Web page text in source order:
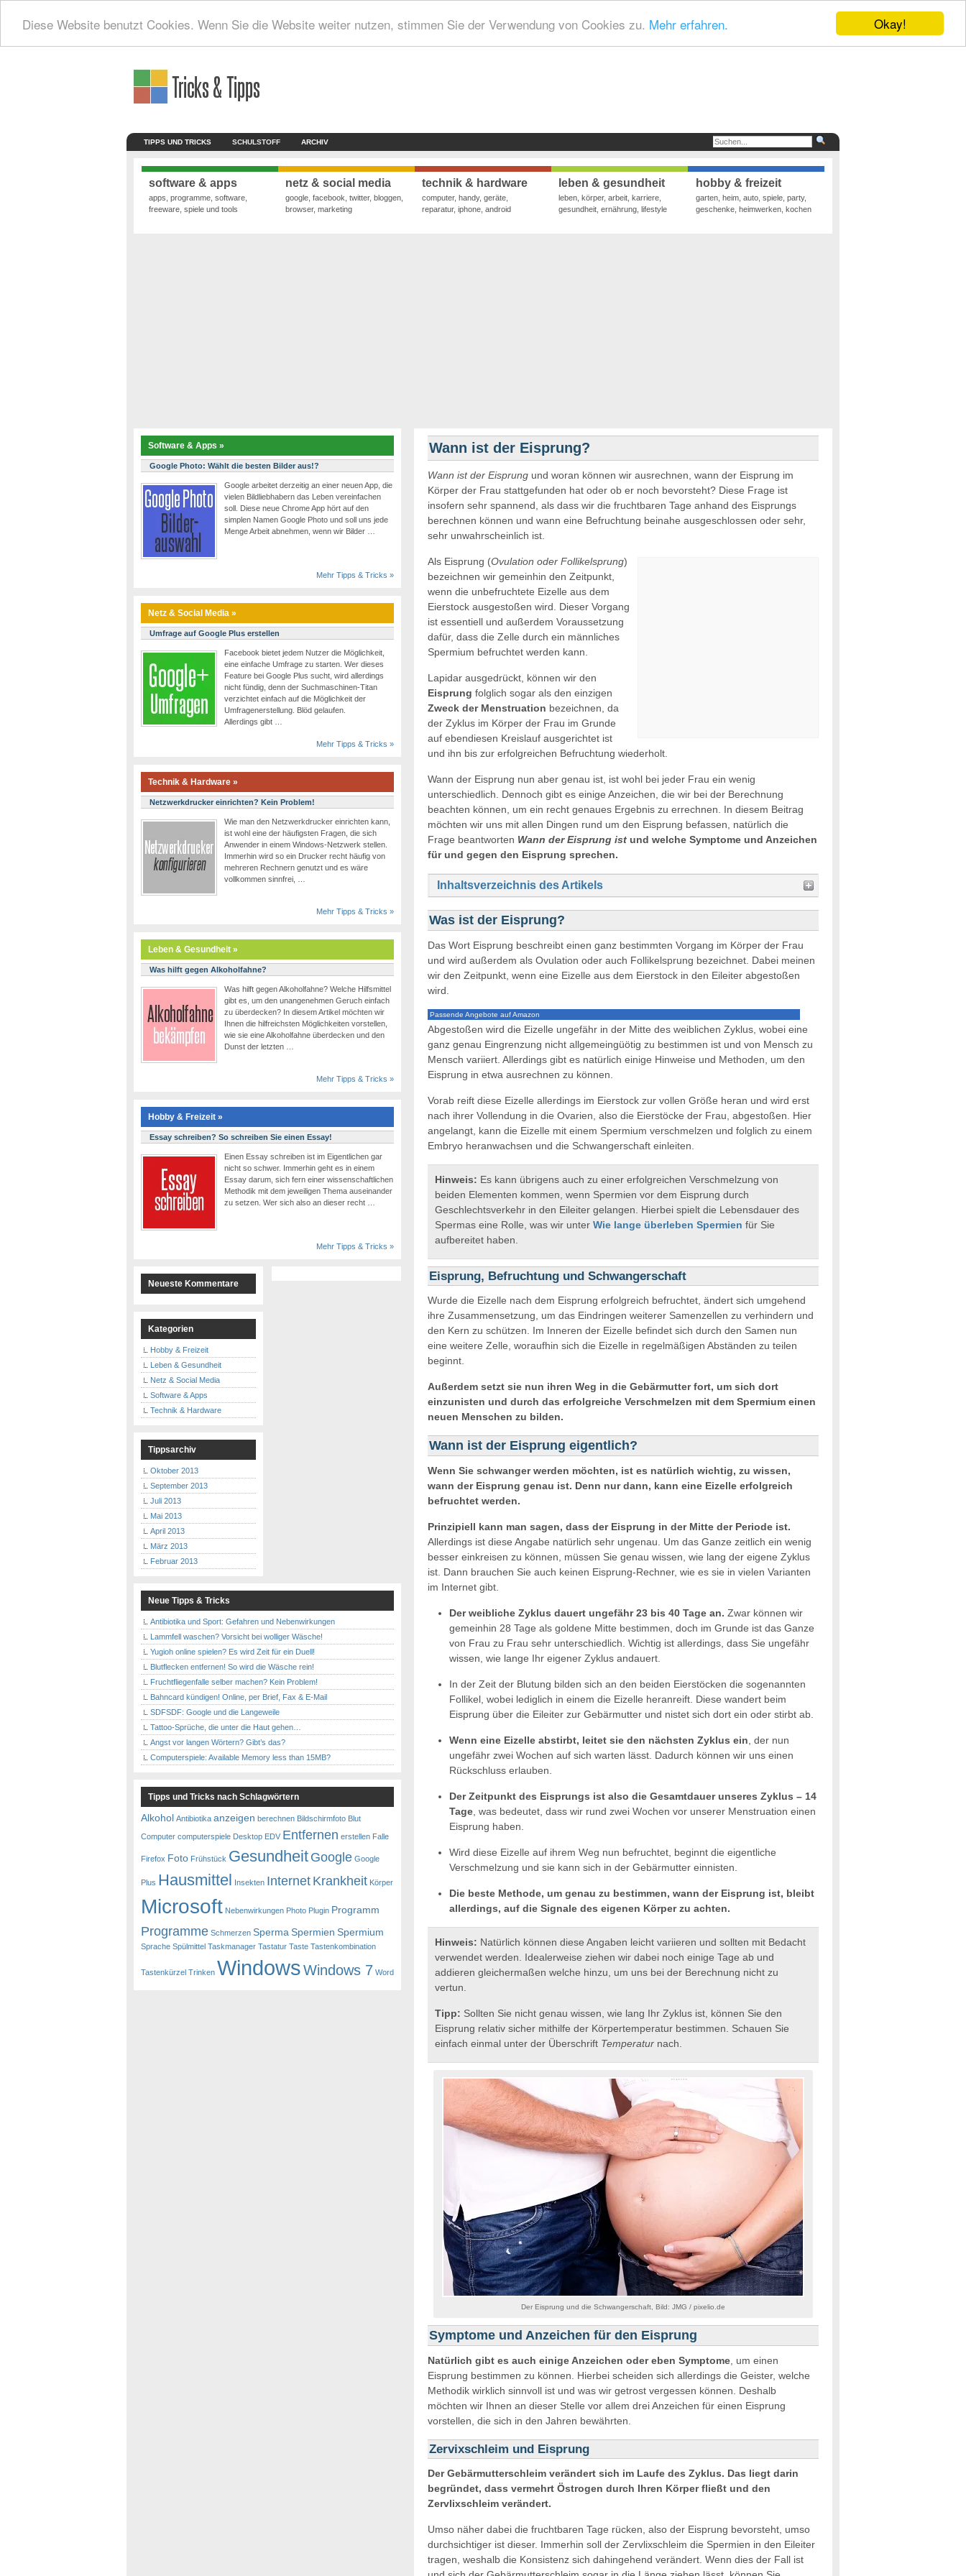
Okay!
Diese Website benutzt Cookies. Wenn Sie die Website weiter nutzen, stimmen Sie der Verwendung von Cookies zu. Mehr erfahren.
TIPPS UND TRICKS SCHULSTOFF ARCHIV
software & apps
apps, programme, software,
freeware, spiele und tools
netz & social media
google, facebook, twitter, bloggen,
browser, marketing
technik & hardware
computer, handy, geräte,
reparatur, iphone, android
leben & gesundheit
leben, körper, arbeit, karriere,
gesundheit, ernährung, lifestyle
hobby & freizeit
garten, heim, auto, spiele, party,
geschenke, heimwerken, kochen
Wann ist der Eisprung?
Wann ist der Eisprung und woran können wir ausrechnen, wann der Eisprung im
Körper der Frau stattgefunden hat oder ob er noch bevorsteht? Diese Frage ist
insofern sehr spannend, als dass wir die fruchtbaren Tage anhand des Eisprungs
berechnen können und wann eine Befruchtung beinahe ausgeschlossen oder sehr,
sehr unwahrscheinlich ist.
Als Eisprung (Ovulation oder Follikelsprung)
bezeichnen wir gemeinhin den Zeitpunkt,
wenn die unbefruchtete Eizelle aus dem
Eierstock ausgestoßen wird. Dieser Vorgang
ist essentiell und außerdem Voraussetzung
dafür, dass die Zelle durch ein männliches
Spermium befruchtet werden kann.
Lapidar ausgedrückt, können wir den
Eisprung folglich sogar als den einzigen
Zweck der Menstruation bezeichnen, da
der Zyklus im Körper der Frau im Grunde
auf ebendiesen Kreislauf ausgerichtet ist
und ihn bis zur erfolgreichen Befruchtung wiederholt.
Wann der Eisprung nun aber genau ist, ist wohl bei jeder Frau ein wenig
unterschiedlich. Dennoch gibt es einige Anzeichen, die wir bei der Berechnung
beachten können, um ein recht genaues Ergebnis zu errechnen. In diesem Beitrag
möchten wir uns mit allen Dingen rund um den Eisprung befassen, natürlich die
Frage beantworten Wann der Eisprung ist und welche Symptome und Anzeichen
für und gegen den Eisprung sprechen.
Inhaltsverzeichnis des Artikels
Was ist der Eisprung?
Das Wort Eisprung beschreibt einen ganz bestimmten Vorgang im Körper der Frau
und wird außerdem als Ovulation oder auch Follikelsprung bezeichnet. Dabei meinen
wir den Zeitpunkt, wenn eine Eizelle aus dem Eierstock in den Eileiter abgestoßen
wird.
Passende Angebote auf Amazon
Abgestoßen wird die Eizelle ungefähr in der Mitte des weiblichen Zyklus, wobei eine
ganz genau Eingrenzung nicht allgemeingüötig zu bestimmen ist und von Mensch zu
Mensch variiert. Allerdings gibt es natürlich einige Hinweise und Methoden, um den
Eisprung in etwa ausrechnen zu können.
Vorab reift diese Eizelle allerdings im Eierstock zur vollen Größe heran und wird erst
nach ihrer Vollendung in die Ovarien, also die Eierstöcke der Frau, abgestoßen. Hier
angelangt, kann die Eizelle mit einem Spermium verschmelzen und folglich zu einem
Embryo heranwachsen und die Schwangerschaft einleiten.
Hinweis: Es kann übrigens auch zu einer erfolgreichen Verschmelzung von
beiden Elementen kommen, wenn Spermien vor dem Eisprung durch
Geschlechtsverkehr in den Eileiter gelangen. Hierbei spielt die Lebensdauer des
Spermas eine Rolle, was wir unterWie lange überleben Spermien für Sie
aufbereitet haben.
Eisprung, Befruchtung und Schwangerschaft
Wurde die Eizelle nach dem Eisprung erfolgreich befruchtet, ändert sich umgehend
ihre Zusammensetzung, um das Eindringen weiterer Samenzellen zu verhindern und
den Kern zu schützen. Im Inneren der Eizelle befindet sich durch den Samen nun
eine weitere Zelle, woraufhin sich die Eizelle in regelmäßigen Abständen zu teilen
beginnt.
Außerdem setzt sie nun ihren Weg in die Gebärmutter fort, um sich dort
einzunisten und durch das erfolgreiche Verschmelzen mit dem Spermium einen
neuen Menschen zu bilden.
Wann ist der Eisprung eigentlich?
Wenn Sie schwanger werden möchten, ist es natürlich wichtig, zu wissen,
wann der Eisprung genau ist. Denn nur dann, kann eine Eizelle erfolgreich
befruchtet werden.
Prinzipiell kann man sagen, dass der Eisprung in der Mitte der Periode ist.
Allerdings ist diese Angabe natürlich sehr ungenau. Um das Ganze zeitlich ein wenig
besser einkreisen zu können, müssen Sie genau wissen, wie lang der eigene Zyklus
ist. Dann brauchen Sie auch keinen Eisprung-Rechner, wie es sie in vielen Varianten
im Internet gibt.
Der weibliche Zyklus dauert ungefähr 23 bis 40 Tage an. Zwar können wir
gemeinhin 28 Tage als goldene Mitte bestimmen, doch im Grunde ist das Ganze
von Frau zu Frau sehr unterschiedlich. Wichtig ist allerdings, dass Sie ungefähr
wissen, wie lange Ihr eigener Zyklus andauert.
In der Zeit der Blutung bilden sich an den beiden Eierstöcken die sogenannten
Follikel, wobei lediglich in einem die Eizelle heranreift. Diese wandert beim
Eisprung über die Eileiter zur Gebärmutter und nistet sich dort ein oder stirbt ab.
Wenn eine Eizelle abstirbt, leitet sie den nächsten Zyklus ein , der nun
ungefähr zwei Wochen auf sich warten lässt. Dadurch können wir uns einen
Rückschluss erlauben.
Der Zeitpunkt des Eisprungs ist also die Gesamtdauer unseres Zyklus – 14
Tage , was bedeutet, dass wir rund zwei Wochen vor unserer Menstruation einen
Eisprung haben.
Wird diese Eizelle auf ihrem Weg nun befruchtet, beginnt die eigentliche
Verschmelzung und sie kann sich in der Gebärmutter einnisten.
Die beste Methode, um genau zu bestimmen, wann der Eisprung ist, bleibt
allerdings, auf die Signale des eigenen Körper zu achten.
Hinweis: Natürlich können diese Angaben leicht variieren und sollten mit Bedacht
verwendet werden. Idealerweise ziehen wir dabei noch einige Tage ab und
addieren gleichermaßen welche hinzu, um uns bei der Berechnung nicht zu
vertun.
Tipp: Sollten Sie nicht genau wissen, wie lang Ihr Zyklus ist, können Sie den
Eisprung relativ sicher mithilfe der Körpertemperatur bestimmen. Schauen Sie
einfach einmal unter der Überschrift Temperatur nach.
Der Eisprung und die Schwangerschaft, Bild: JMG / pixelio.de
Symptome und Anzeichen für den Eisprung
Natürlich gibt es auch einige Anzeichen oder eben Symptome , um einen
Eisprung bestimmen zu können. Hierbei scheiden sich allerdings die Geister, welche
Methodik wirklich sinnvoll ist und was wir getrost vergessen können. Deshalb
möchten wir Ihnen an dieser Stelle vor allem drei Anzeichen für einen Eisprung
vorstellen, die sich in den Jahren bewährten.
Zervixschleim und Eisprung
Der Gebärmutterschleim verändert sich im Laufe des Zyklus. Das liegt darin
begründet, dass vermehrt Östrogen durch Ihren Körper fließt und den
Zervlixschleim verändert.
Umso näher dabei die fruchtbaren Tage rücken, also der Eisprung bevorsteht, umso
durchsichtiger ist dieser. Immerhin soll der Zervlixschleim die Spermien in den Eileiter
tragen, weshalb die Konsistenz sich dahingehend verändert. Wenn dies der Fall ist
Software & Apps »
Google Photo: Wählt die besten Bilder aus!?
Google arbeitet derzeitig an einer neuen App, die
vielen Bildliebhabern das Leben vereinfachen
soll. Diese neue Chrome App hört auf den
simplen Namen Google Photo und soll uns jede
Menge Arbeit abnehmen, wenn wir Bilder …
Mehr Tipps & Tricks »
Netz & Social Media »
Umfrage auf Google Plus erstellen
Facebook bietet jedem Nutzer die Möglichkeit,
eine einfache Umfrage zu starten. Wer dieses
Feature bei Google Plus sucht, wird allerdings
nicht fündig, denn der Suchmaschinen-Titan
verzichtet einfach auf die Möglichkeit der
Umfragenerstellung. Blöd gelaufen.
Allerdings gibt …
Mehr Tipps & Tricks »
Technik & Hardware »
Netzwerkdrucker einrichten? Kein Problem!
Wie man den Netzwerkdrucker einrichten kann,
ist wohl eine der häufigsten Fragen, die sich
Anwender in einem Windows-Netzwerk stellen.
Immerhin wird so ein Drucker recht häufig von
mehreren Rechnern genutzt und es wäre
vollkommen sinnfrei, …
Mehr Tipps & Tricks »
Leben & Gesundheit »
Was hilft gegen Alkoholfahne?
Was hilft gegen Alkoholfahne? Welche Hilfsmittel
gibt es, um den unangenehmen Geruch einfach
zu überdecken? In diesem Artikel möchten wir
Ihnen die hilfreichsten Möglichkeiten vorstellen,
wie sie eine Alkoholfahne überdecken und den
Dunst der letzten …
Mehr Tipps & Tricks »
Hobby & Freizeit »
Essay schreiben? So schreiben Sie einen Essay!
Einen Essay schreiben ist im Eigentlichen gar
nicht so schwer. Immerhin geht es in einem
Essay darum, sich fern einer wissenschaftlichen
Methodik mit dem jeweiligen Thema auseinander
zu setzen. Wer sich also an dieser recht …
Mehr Tipps & Tricks »
Neueste Kommentare
Kategorien
Hobby & Freizeit
Leben & Gesundheit
Netz & Social Media
Software & Apps
Technik & Hardware
Tippsarchiv
Oktober 2013
September 2013
Juli 2013
Mai 2013
April 2013
März 2013
Februar 2013
Neue Tipps & Tricks
Antibiotika und Sport: Gefahren und Nebenwirkungen
Lammfell waschen? Vorsicht bei wolliger Wäsche!
Yugioh online spielen? Es wird Zeit für ein Duell!
Blutflecken entfernen! So wird die Wäsche rein!
Fruchtfliegenfalle selber machen? Kein Problem!
Bahncard kündigen! Online, per Brief, Fax & E-Mail
SDFSDF: Google und die Langeweile
Tattoo-Sprüche, die unter die Haut gehen…
Angst vor langen Wörtern? Gibt’s das?
Computerspiele: Available Memory less than 15MB?
Tipps und Tricks nach Schlagwörtern
Alkohol Antibiotika anzeigen berechnen Bildschirmfoto Blut
Computer computerspiele Desktop EDV Entfernen erstellen Falle
Firefox Foto Frühstück Gesundheit Google Google
Plus Hausmittel Insekten Internet Krankheit Körper
Microsoft Nebenwirkungen Photo Plugin Programm
Programme Schmerzen Sperma Spermien Spermium
Sprache Spülmittel Taskmanager Tastatur Taste Tastenkombination
Tastenkürzel Trinken WindowsWindows 7 Word